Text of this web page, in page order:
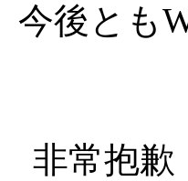
今後とも
非常抱歉